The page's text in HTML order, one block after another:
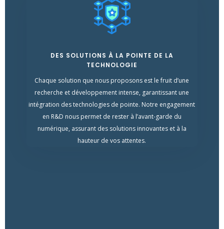
DES SOLUTIONS À LA POINTE DE LA
TECHNOLOGIE
Chaque solution que nous proposons est le fruit d’une
recherche et développement intense, garantissant une
intégration des technologies de pointe. Notre engagement
en R&D nous permet de rester à l’avant-garde du
numérique, assurant des solutions innovantes et à la
hauteur de vos attentes.